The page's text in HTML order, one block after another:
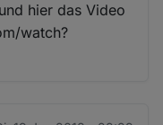
hier das Video
watch?